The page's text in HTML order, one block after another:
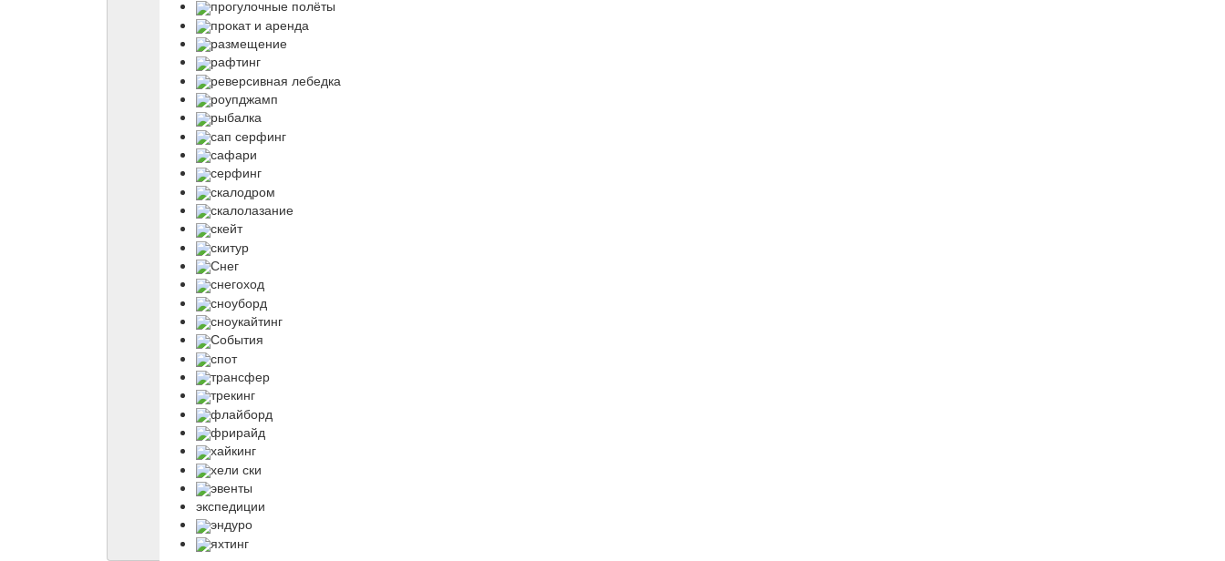
прогулочные полёты
прокат и аренда
размещение
рафтинг
реверсивная лебедка
роупджамп
рыбалка
сап серфинг
сафари
серфинг
скалодром
скалолазание
скейт
скитур
Снег
снегоход
сноуборд
сноукайтинг
События
спот
трансфер
трекинг
флайборд
фрирайд
хайкинг
хели ски
эвенты
экспедиции
эндуро
яхтинг